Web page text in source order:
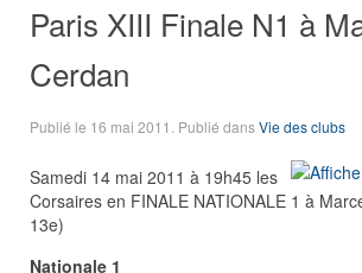
Paris XIII Finale N1 à
Cerdan
Publié le 16 mai 2011 . Publié dansVie des clubs
Samedi 14 mai 2011 à 19h45 les
Corsaires en FINALE NATIONALE 1 à
13e)
Nationale 1